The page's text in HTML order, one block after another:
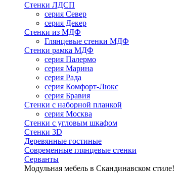
Стенки ЛДСП
серия Север
серия Декер
Стенки из МДФ
Глянцевые стенки МДФ
Стенки рамка МДФ
серия Палермо
серия Марина
серия Рада
серия Комфорт-Люкс
серия Бравия
Стенки с наборной планкой
серия Москва
Стенки с угловым шкафом
Стенки 3D
Деревянные гостиные
Современные глянцевые стенки
Серванты
Модульная мебель в Скандинавском стиле!